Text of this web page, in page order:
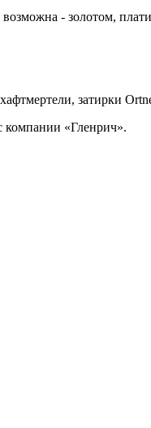
- золотом,
затирки
компании «Гленрич».